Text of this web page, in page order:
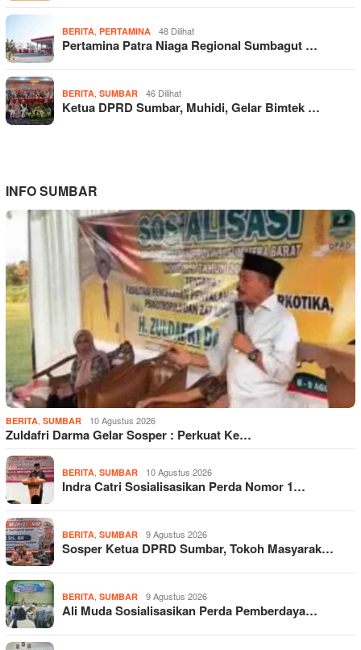
BERITA PERTAMINA 48 Dilihat
Pertamina Patra Niaga Regional Sumbagut …
BERITA SUMBAR 46 Dilihat
Ketua DPRD Sumbar, Muhidi, Gelar Bimtek …
INFO SUMBAR
BERITA SUMBAR 10 Agustus 2026
Zuldafri Darma Gelar Sosper : Perkuat Ke…
BERITA SUMBAR 10 Agustus 2026
Indra Catri Sosialisasikan Perda Nomor 1…
BERITA SUMBAR 9 Agustus 2026
Sosper Ketua DPRD Sumbar, Tokoh Masyarak…
BERITA SUMBAR 9 Agustus 2026
Ali Muda Sosialisasikan Perda Pemberdaya…